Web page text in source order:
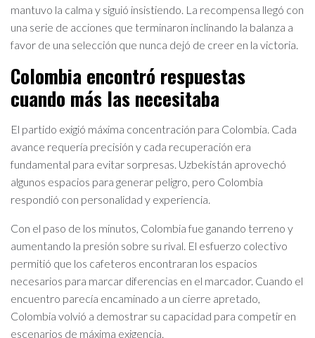
mantuvo la calma y siguió insistiendo. La recompensa llegó con
una serie de acciones que terminaron inclinando la balanza a
favor de una selección que nunca dejó de creer en la victoria.
Colombia encontró respuestas
cuando más las necesitaba
El partido exigió máxima concentración para Colombia. Cada
avance requería precisión y cada recuperación era
fundamental para evitar sorpresas. Uzbekistán aprovechó
algunos espacios para generar peligro, pero Colombia
respondió con personalidad y experiencia.
Con el paso de los minutos, Colombia fue ganando terreno y
aumentando la presión sobre su rival. El esfuerzo colectivo
permitió que los cafeteros encontraran los espacios
necesarios para marcar diferencias en el marcador. Cuando el
encuentro parecía encaminado a un cierre apretado,
Colombia volvió a demostrar su capacidad para competir en
escenarios de máxima exigencia.